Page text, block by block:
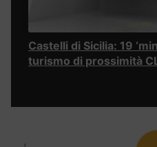
Castelli di Sicilia: 19
turismo di prossimità